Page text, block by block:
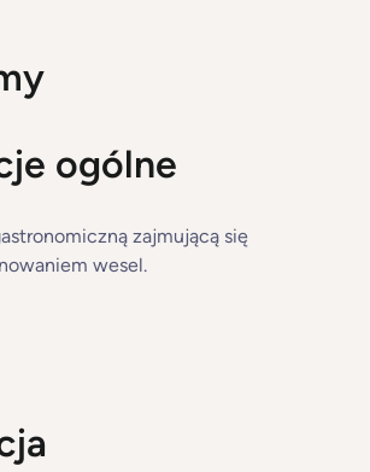
ogólne
zajmującą się
wesel.